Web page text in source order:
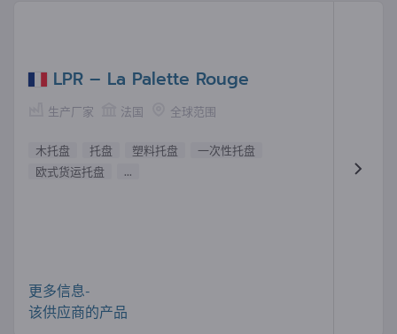
LPR – La Palette Rouge
生产厂家 法国 全球范围
木托盘 托盘 塑料托盘
一次性托盘
欧式货运托盘
...
更多信息-
该供应商的产品